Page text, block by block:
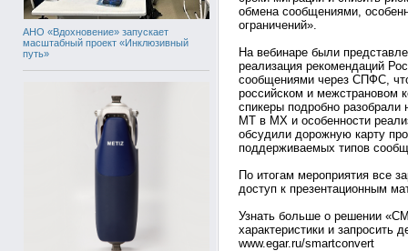
АНО «Вдохновение» запускает
масштабный проект «Инклюзивный
путь»
обмена сообщениями,
ограничений».
На вебинаре были
реализация рекомендаций
сообщениями через СПФС,
российском и межстрановом
спикеры подробно
MT в MX и особенности
обсудили дорожную карту
поддерживаемых типов
По итогам мероприятия все
доступ к презентационным
Узнать больше о решении
характеристики и запросить
www.egar.ru/smartconvert